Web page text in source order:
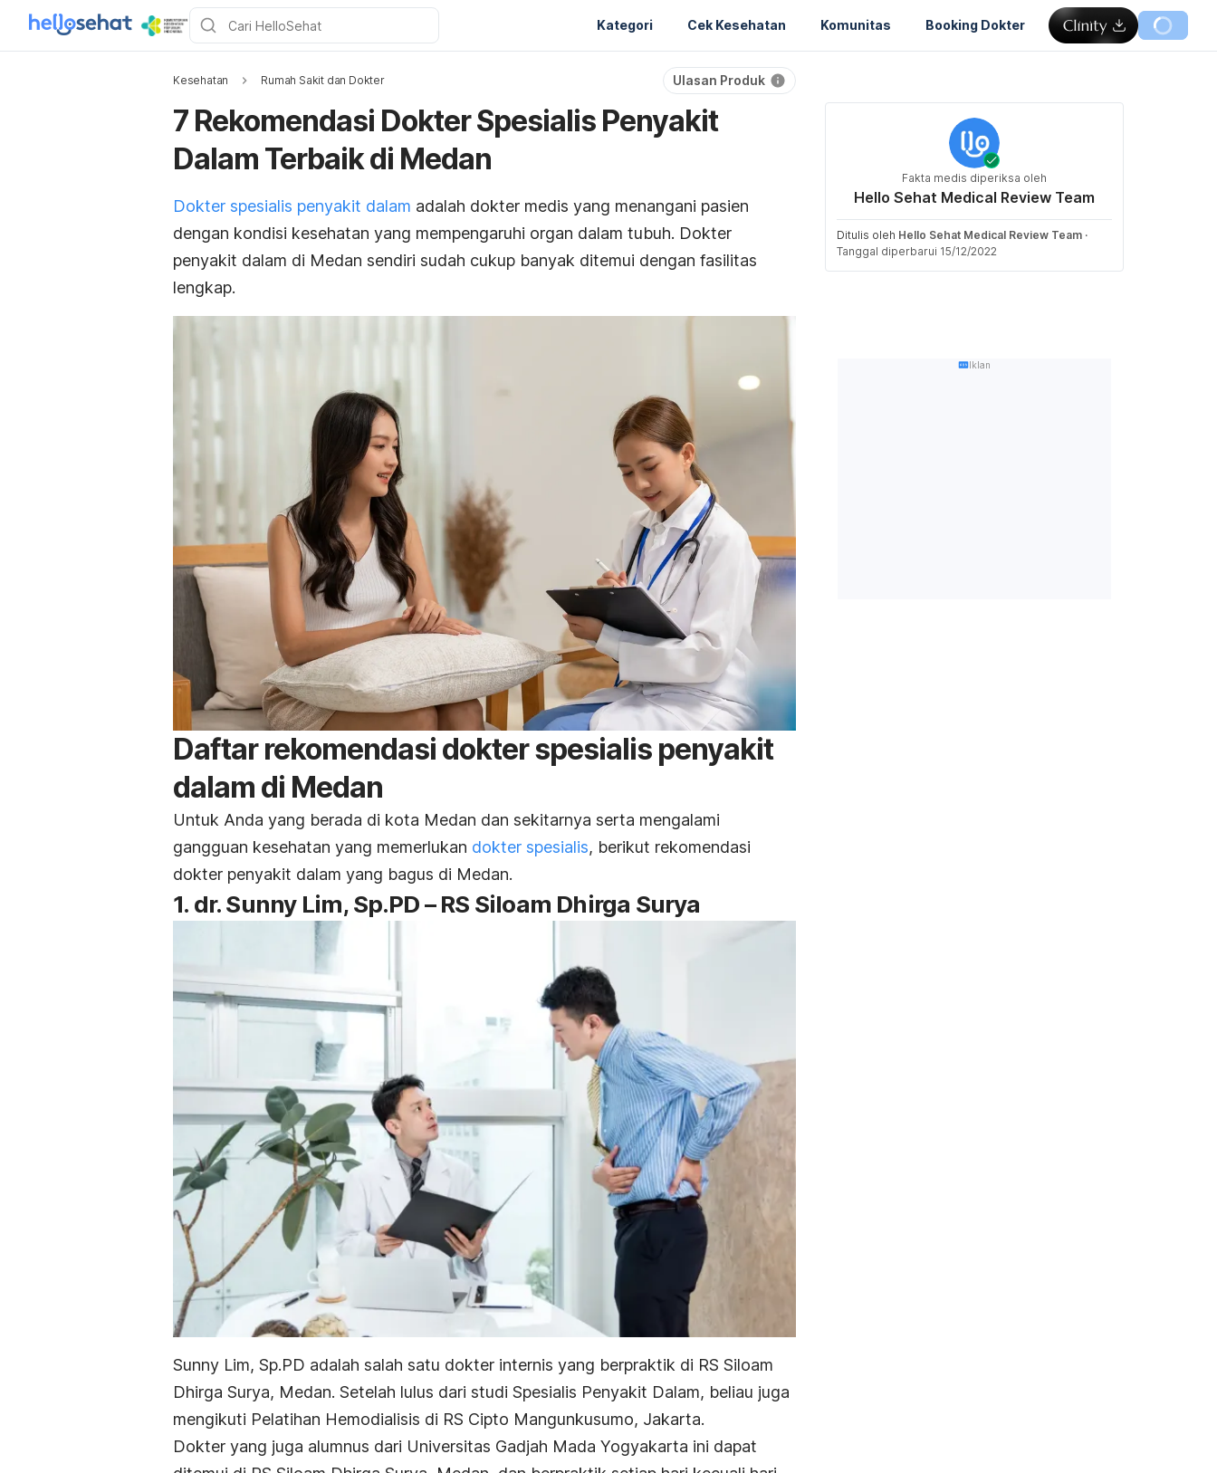
Kategori Cek Kesehatan Komunitas Booking Dokter
Kesehatan Rumah Sakit dan Dokter Ulasan Produk
7 Rekomendasi Dokter Spesialis Penyakit
Dalam Terbaik di Medan
Dokter spesialis penyakit dalam adalah dokter medis yang menangani pasien
dengan kondisi kesehatan yang mempengaruhi organ dalam tubuh. Dokter
penyakit dalam di Medan sendiri sudah cukup banyak ditemui dengan fasilitas
lengkap.
Daftar rekomendasi dokter spesialis penyakit
dalam di Medan
Untuk Anda yang berada di kota Medan dan sekitarnya serta mengalami
gangguan kesehatan yang memerlukan dokter spesialis, berikut rekomendasi
dokter penyakit dalam yang bagus di Medan.
1. dr.Sunny Lim, Sp.PD – RS Siloam Dhirga Surya
Sunny Lim, Sp.PD adalah salah satu dokter internis yang berpraktik di RS Siloam
Dhirga Surya, Medan. Setelah lulus dari studi Spesialis Penyakit Dalam, beliau juga
mengikuti Pelatihan Hemodialisis di RS Cipto Mangunkusumo, Jakarta.
Dokter yang juga alumnus dari Universitas Gadjah Mada Yogyakarta ini dapat
Fakta medis diperiksa oleh
Hello Sehat Medical Review Team
Ditulis oleh Hello Sehat Medical Review Team ·
Tanggal diperbarui 15/12/2022
Iklan